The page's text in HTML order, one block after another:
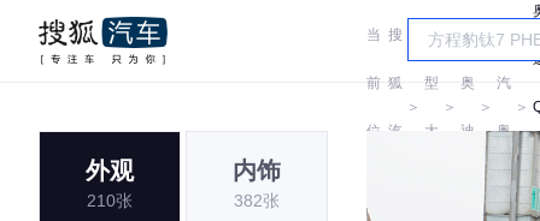
当
前
位
搜
狐
汽
＞
车
型
大
＞
奥
迪
＞
一
汽
奥
＞
外观
210张
内饰
382张